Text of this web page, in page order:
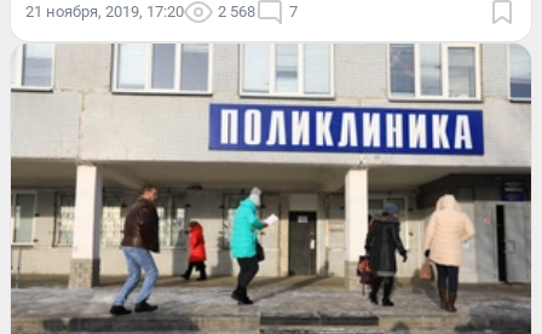
21 ноября, 2019, 17:20 2 568 7